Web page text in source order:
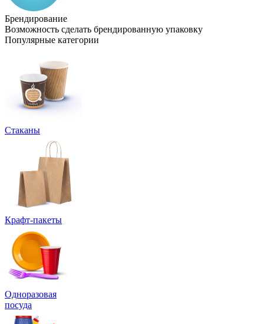
Брендирование
Возможность сделать брендированную упаковку
Популярные категории
Стаканы
Крафт-пакеты
Одноразовая
посуда